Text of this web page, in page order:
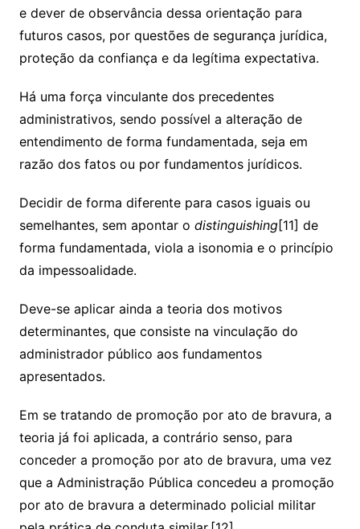
e dever de observância dessa orientação para
futuros casos, por questões de segurança jurídica,
proteção da confiança e da legítima expectativa.
Há uma força vinculante dos precedentes
administrativos, sendo possível a alteração de
entendimento de forma fundamentada, seja em
razão dos fatos ou por fundamentos jurídicos.
Decidir de forma diferente para casos iguais ou
semelhantes, sem apontar o distinguishing[11] de
forma fundamentada, viola a isonomia e o princípio
da impessoalidade.
Deve-se aplicar ainda a teoria dos motivos
determinantes, que consiste na vinculação do
administrador público aos fundamentos
apresentados.
Em se tratando de promoção por ato de bravura, a
teoria já foi aplicada, a contrário senso, para
conceder a promoção por ato de bravura, uma vez
que a Administração Pública concedeu a promoção
por ato de bravura a determinado policial militar